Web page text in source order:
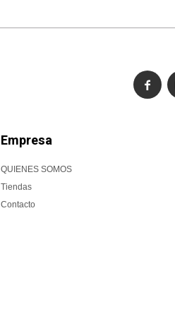
Empresa
QUIENES SOMOS
Tiendas
Contacto
